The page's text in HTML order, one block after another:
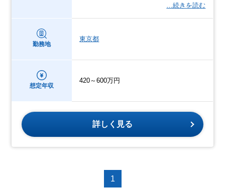
…続きを読む
勤務地
東京都
想定年収
420～600万円
詳しく見る
1